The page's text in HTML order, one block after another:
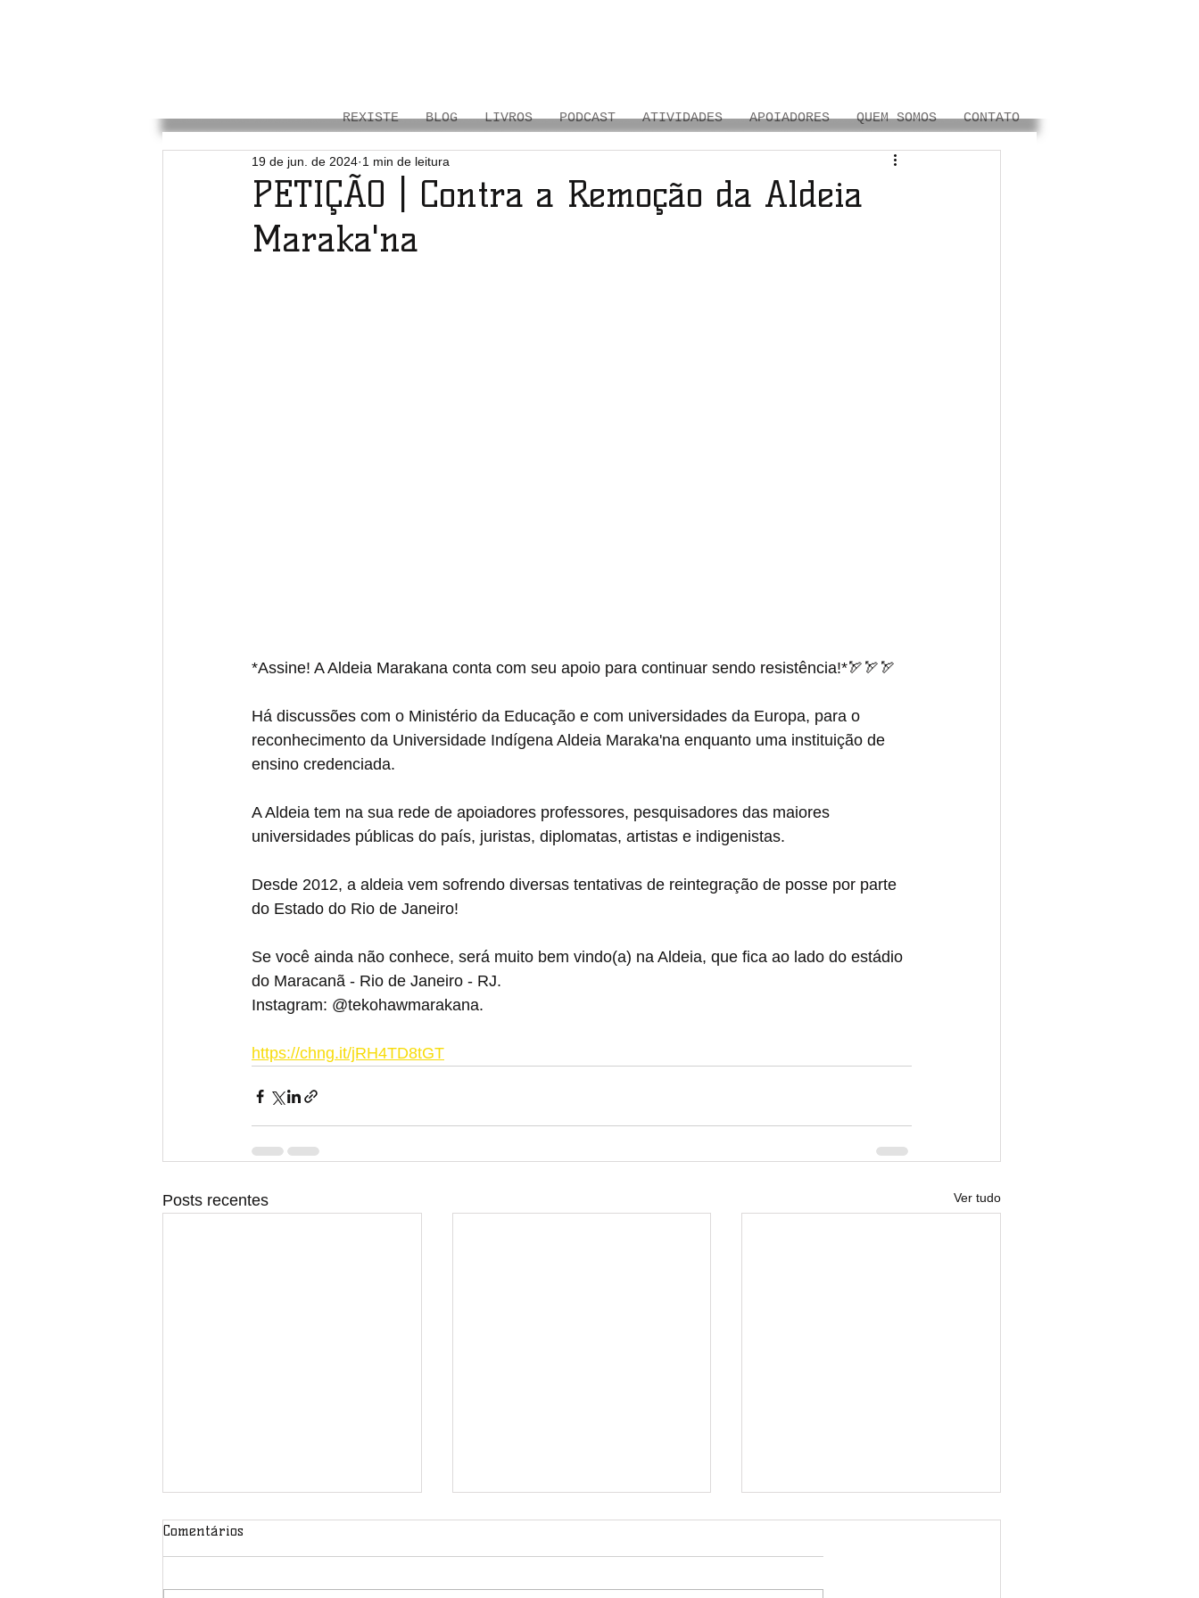
REXISTE BLOG LIVROS PODCAST ATIVIDADES APOIADORES QUEM SOMOS CONTATO
PETIÇÃO | Contra a Remoção da Aldeia
Maraka'na
19 de jun. de 2024 1 min de leitura
*Assine! A Aldeia Marakana conta com seu apoio para continuar sendo resistência!*🏹🏹🏹
Há discussões com o Ministério da Educação e com universidades da Europa, para o
reconhecimento da Universidade Indígena Aldeia Maraka'na enquanto uma instituição de
ensino credenciada.
A Aldeia tem na sua rede de apoiadores professores, pesquisadores das maiores
universidades públicas do país, juristas, diplomatas, artistas e indigenistas.
Desde 2012, a aldeia vem sofrendo diversas tentativas de reintegração de posse por parte
do Estado do Rio de Janeiro!
Se você ainda não conhece, será muito bem vindo(a) na Aldeia, que fica ao lado do estádio
do Maracanã - Rio de Janeiro - RJ.
Instagram: @tekohawmarakana.
https://chng.it/jRH4TD8tGT
Posts recentes Ver tudo
Comentários